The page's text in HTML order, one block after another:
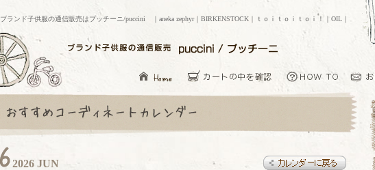
ブランド子供服の通信販売はプッチーニ/puccini ｜aneka zephyr｜BIRKENSTOCK｜ｔｏｉｔｏｉｔｏｉ！｜OIL｜
2026 JUN